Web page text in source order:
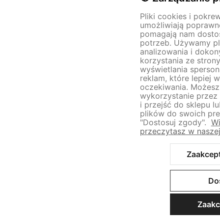
Pliki cookies i
umożliwiają
pomagają nam
potrzeb. Używamy
analizowania i
korzystania ze
wyświetlania
reklam, które lepiej
oczekiwania.
wykorzystanie
i przejść do sklepu
plików do swoich
"Dostosuj zgody".
przeczytasz w